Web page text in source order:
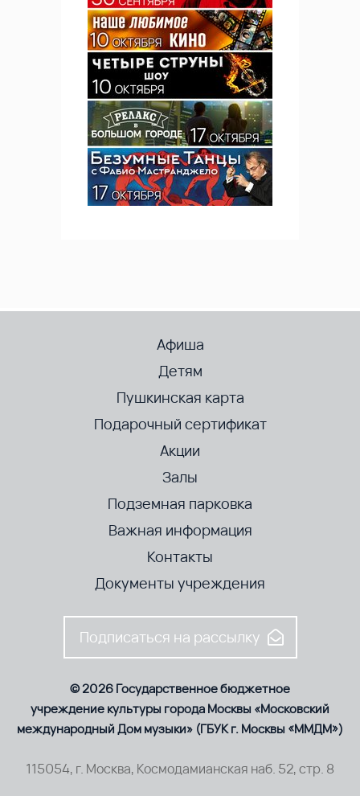
Афиша
Детям
Пушкинская карта
Подарочный сертификат
Акции
Залы
Подземная парковка
Важная информация
Контакты
Документы учреждения
Подписаться на рассылку
© 2026 Государственное бюджетное
учреждение культуры города Москвы «Московский
международный Дом музыки» (ГБУК г. Москвы «ММДМ»)
115054, г. Москва, Космодамианская наб. 52, стр. 8